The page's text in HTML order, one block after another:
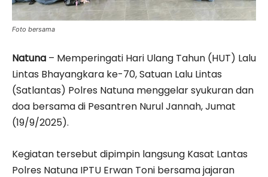
Foto bersama
Natuna – Memperingati Hari Ulang Tahun (HUT) Lalu
Lintas Bhayangkara ke-70, Satuan Lalu Lintas
(Satlantas) Polres Natuna menggelar syukuran dan
doa bersama di Pesantren Nurul Jannah, Jumat
(19/9/2025).
Kegiatan tersebut dipimpin langsung Kasat Lantas
Polres Natuna IPTU Erwan Toni bersama jajaran